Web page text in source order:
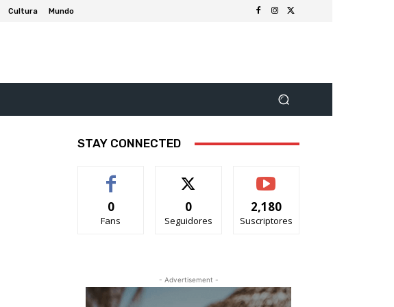
Cultura Mundo
STAY CONNECTED
0
Fans
0
Seguidores
2,180
Suscriptores
- Advertisement -